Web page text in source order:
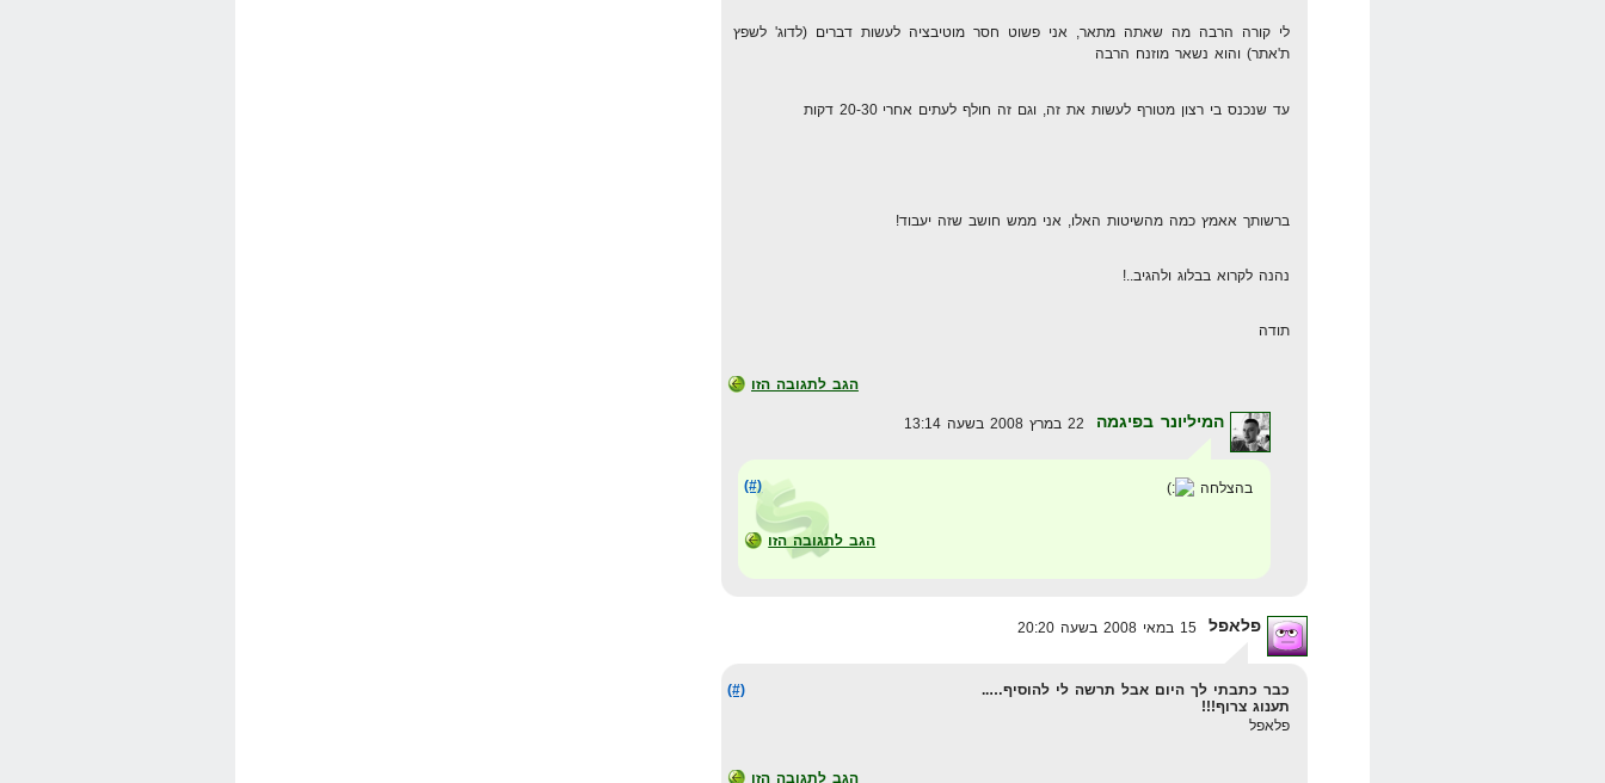
לי קורה הרבה מה שאתה מתאר, אני פשוט חסר מוטיבציה לעשות דברים (לדוג' לשפץ
ת'אתר) והוא נשאר מוזנח הרבה
עד שנכנס בי רצון מטורף לעשות את זה, וגם זה חולף לעתים אחרי 20-30 דקות
ברשותך אאמץ כמה מהשיטות האלו, אני ממש חושב שזה יעבוד!
נהנה לקרוא בבלוג ולהגיב..!
תודה
הגב לתגובה הזו
המיליונר בפיגמה
(#) בהצלחה
הגב לתגובה הזו
פלאפל
(#)
כבר כתבתי לך היום אבל תרשה לי להוסיף…..
תענוג צרוף!!!
פלאפל
הגב לתגובה הזו